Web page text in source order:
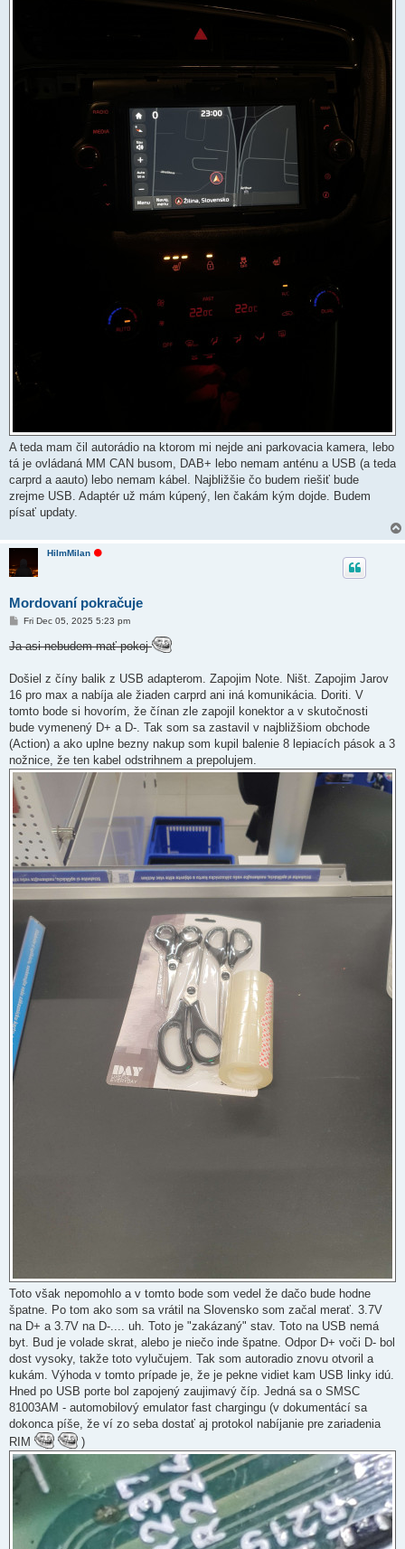
A teda mam čil autorádio na ktorom mi nejde ani parkovacia kamera, lebo
tá je ovládaná MM CAN busom, DAB+ lebo nemam anténu a USB (a teda
carprd a aauto) lebo nemam kábel. Najbližšie čo budem riešiť bude
zrejme USB. Adaptér už mám kúpený, len čakám kým dojde. Budem
písať updaty.
HiImMilan
n
e
Mordovaní pokračuje
P
t
Fri Dec 05, 2025 5:23 pm
Ja asi nebudem mať pokoj
Došiel z číny balik z USB adapterom. Zapojim Note. Ništ. Zapojim Jarov
16 pro max a nabíja ale žiaden carprd ani iná komunikácia. Doriti. V
tomto bode si hovorím, že čínan zle zapojil konektor a v skutočnosti
bude vymenený D+ a D-. Tak som sa zastavil v najbližšiom obchode
(Action) a ako uplne bezny nakup som kupil balenie 8 lepiacích pások a 3
nožnice, že ten kabel odstrihnem a prepolujem.
Toto však nepomohlo a v tomto bode som vedel že dačo bude hodne
špatne. Po tom ako som sa vrátil na Slovensko som začal merať. 3.7V
na D+ a 3.7V na D-.... uh. Toto je "zakázaný" stav. Toto na USB nemá
byt. Bud je volade skrat, alebo je niečo inde špatne. Odpor D+ voči D- bol
dost vysoky, takže toto vylučujem. Tak som autoradio znovu otvoril a
kukám. Výhoda v tomto prípade je, že je pekne vidiet kam USB linky idú.
Hned po USB porte bol zapojený zaujimavý číp. Jedná sa o SMSC
81003AM - automobilový emulator fast chargingu (v dokumentácí sa
dokonca píše, že ví zo seba dostať aj protokol nabíjanie pre zariadenia
RIM
)